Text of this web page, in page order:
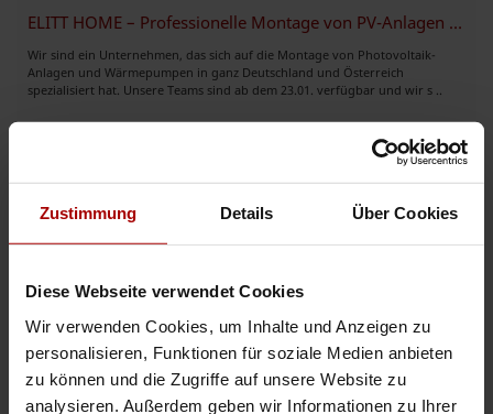
Zustimmung Details Über Cookies
Diese Webseite verwendet Cookies
Wir verwenden Cookies, um Inhalte und Anzeigen zu
personalisieren, Funktionen für soziale Medien anbieten
zu können und die Zugriffe auf unsere Website zu
analysieren. Außerdem geben wir Informationen zu Ihrer
ELITT HOME – Professionelle Montage von PV-Anlagen und Wärmepumpen
Wir sind ein Unternehmen, das sich auf die Montage von Photovoltaik-
Anlagen und Wärmepumpen in ganz Deutschland und Österreich
spezialisiert hat. Unsere Teams sind ab dem 23.01. verfügbar und wir s ..
Wir bieten verfügbare, eingespielte Montageteams für Photovoltaik- und
Solaranlagen für professionelle Montagearbeiten auf Dach- und
Gesuch in 90402, Nürnberg
Weitere Premium-Gesuche